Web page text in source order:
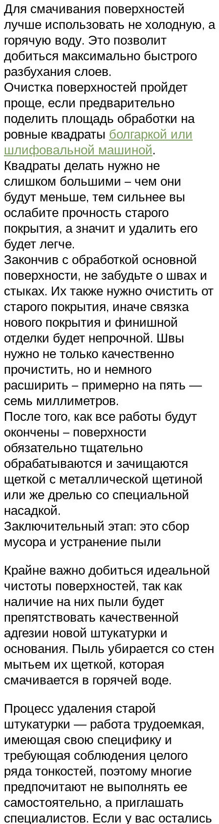
Для смачивания поверхностей
лучше использовать не холодную, а
горячую воду. Это позволит
добиться максимально быстрого
разбухания слоев.
Очистка поверхностей пройдет
проще, если предварительно
поделить площадь обработки на
ровные квадраты болгаркой или
шлифовальной машиной.
Квадраты делать нужно не
слишком большими – чем они
будут меньше, тем сильнее вы
ослабите прочность старого
покрытия, а значит и удалить его
будет легче.
Закончив с обработкой основной
поверхности, не забудьте о швах и
стыках. Их также нужно очистить от
старого покрытия, иначе связка
нового покрытия и финишной
отделки будет непрочной. Швы
нужно не только качественно
прочистить, но и немного
расширить – примерно на пять —
семь миллиметров.
После того, как все работы будут
окончены – поверхности
обязательно тщательно
обрабатываются и зачищаются
щеткой с металлической щетиной
или же дрелью со специальной
насадкой.
Заключительный этап: это сбор
мусора и устранение пыли
Крайне важно добиться идеальной
чистоты поверхностей, так как
наличие на них пыли будет
препятствовать качественной
адгезии новой штукатурки и
основания. Пыль убирается со стен
мытьем их щеткой, которая
смачивается в горячей воде.
Процесс удаления старой
штукатурки — работа трудоемкая,
имеющая свою специфику и
требующая соблюдения целого
ряда тонкостей, поэтому многие
предпочитают не выполнять ее
самостоятельно, а приглашать
специалистов. Если у вас остались